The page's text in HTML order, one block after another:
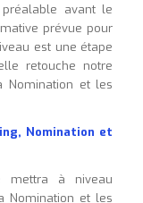
préalable avant le
prévue pour
est une étape
retouche notre
Nomination et les
Nomination et
mettra à niveau
Nomination et les